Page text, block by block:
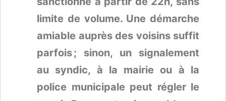
limite de volume. Une démarche
amiable auprès des voisins suffit
parfois ; sinon, un signalement
au syndic, à la mairie ou à la
police municipale peut régler le